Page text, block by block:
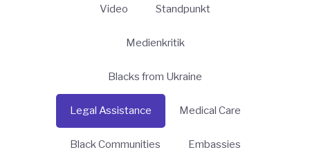
Video Standpunkt
Medienkritik
Blacks from Ukraine
Legal Assistance Medical Care
Black Communities Embassies